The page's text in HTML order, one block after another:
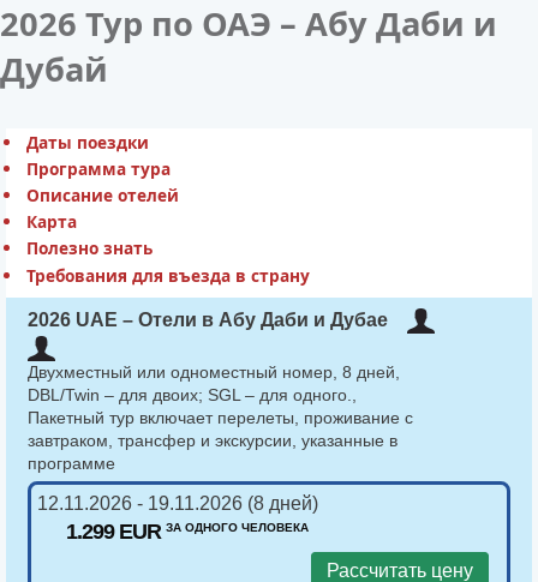
2026 Тур по ОАЭ – Абу Даби и
Дубай
Даты поездки
Программа тура
Описание отелей
Карта
Полезно знать
Требования для въезда в страну
2026 UAE – Отели в Абу Даби и Дубае
Двухместный или одноместный номер, 8 дней,
DBL/Twin – для двоих; SGL – для одного.,
Пакетный тур включает перелеты, проживание с
завтраком, трансфер и экскурсии, указанные в
программе
12.11.2026 - 19.11.2026 (8 дней)
1.299 EUR ЗА ОДНОГО ЧЕЛОВЕКА
Рассчитать цену